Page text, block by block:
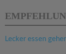
Lecker essen